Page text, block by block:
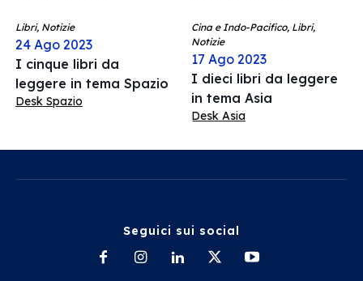
Libri, Notizie
24 Ago 2023
I cinque libri da
leggere in tema Spazio
Desk Spazio
Cina e Indo-Pacifico, Libri,
Notizie
17 Ago 2023
I dieci libri da leggere
in tema Asia
Desk Asia
Seguici sui social